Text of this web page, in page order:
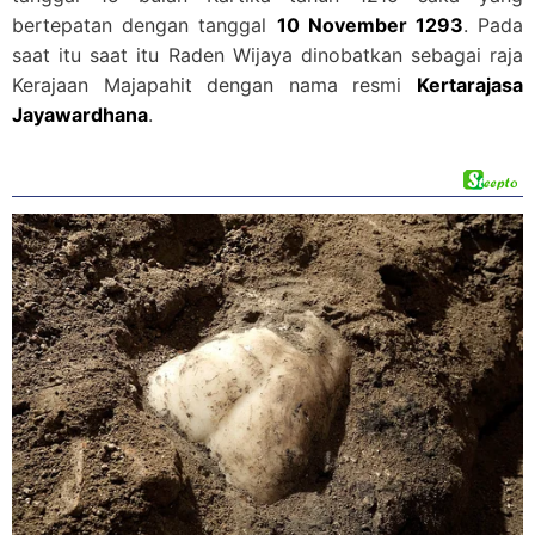
bertepatan dengan tanggal 10 November 1293. Pada
saat itu saat itu Raden Wijaya dinobatkan sebagai raja
Kerajaan Majapahit dengan nama resmi Kertarajasa
Jayawardhana.